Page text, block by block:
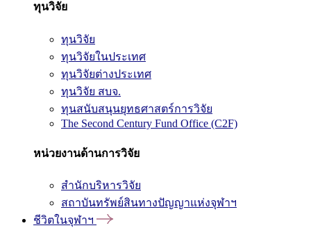
ทุนวิจัย
ทุนวิจัย
ทุนวิจัยในประเทศ
ทุนวิจัยต่างประเทศ
ทุนวิจัย สบจ.
ทุนสนับสนุนยุทธศาสตร์การวิจัย
The Second Century Fund Office (C2F)
หน่วยงานด้านการวิจัย
สำนักบริหารวิจัย
สถาบันทรัพย์สินทางปัญญาแห่งจุฬาฯ
ชีวิตในจุฬาฯ